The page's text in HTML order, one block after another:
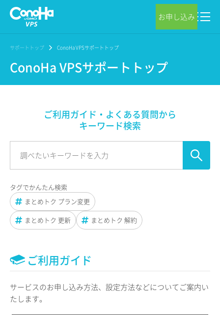
お申し込み
サポートトップ ConoHa VPSサポートトップ
ConoHa VPSサポートトップ
ご利用ガイド・よくある質問から
キーワード検索
タグでかんたん検索
まとめトク プラン変更
まとめトク 更新
まとめトク 解約
ご利用ガイド
サービスのお申し込み方法、設定方法などについてご案内い
たします。